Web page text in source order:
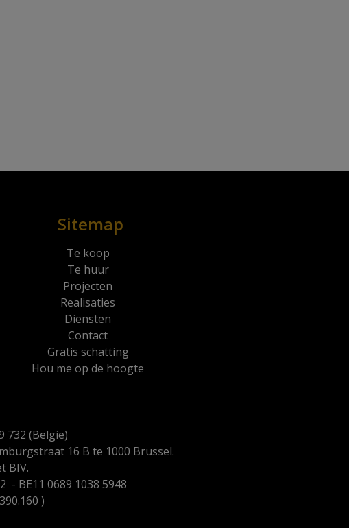
Sitemap
Te koop
Te huur
Projecten
Realisaties
Diensten
Contact
Gratis schatting
Hou me op de hoogte
732 (België)
16 B te 1000 Brussel.
BIV.
- BE11 0689 1038 5948
)